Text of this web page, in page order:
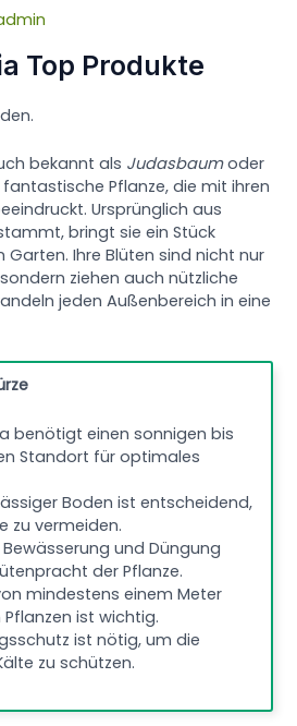
Top Produkte
bekannt als Judasbaumoder
fantastische Pflanze, die mit ihren
Ursprünglich aus
bringt sie ein Stück
Garten. Ihre Blüten sind nicht nur
ziehen auch nützliche
jeden Außenbereich in eine
benötigt einen sonnigen bis
Standort für optimales
Boden ist entscheidend,
zu vermeiden.
und Düngung
der Pflanze.
mindestens einem Meter
ist wichtig.
ist nötig, um die
zu schützen.